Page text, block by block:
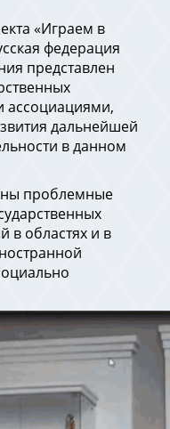
«Играем в
федерация
представлен
ассоциациями,
дальнейшей
в данном
проблемные
в областях и в